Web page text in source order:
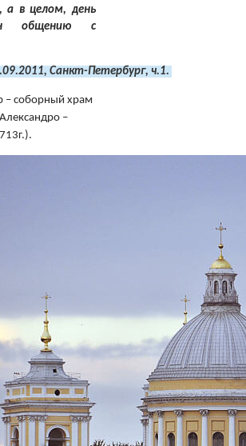
а в целом, день
общению с
Санкт-Петербург, ч.1.
– соборный храм
–